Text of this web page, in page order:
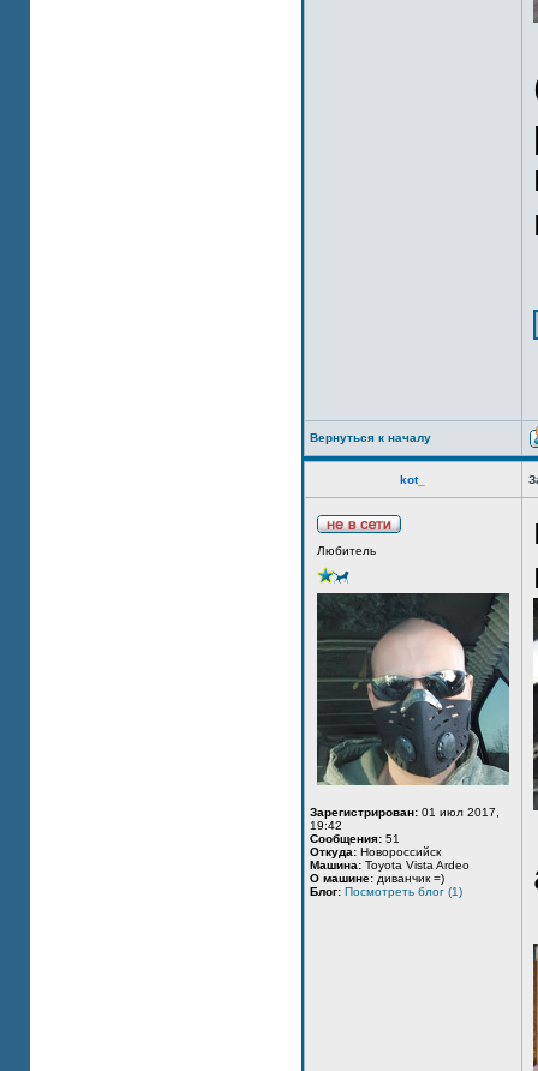
Вернуться к началу
kot_
Любитель
Зарегистрирован: 01 июл 2017,
19:42
Сообщения: 51
Откуда: Новороссийск
Машина: Toyota Vista Ardeo
О машине: диванчик =)
Блог: Посмотреть блог (1)